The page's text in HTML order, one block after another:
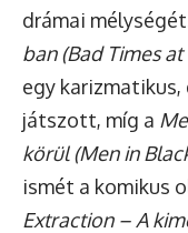
drámai
ban (Bad Times
egy
játszott, míg a
körül (Men in
ismét a komikus
Extraction – A